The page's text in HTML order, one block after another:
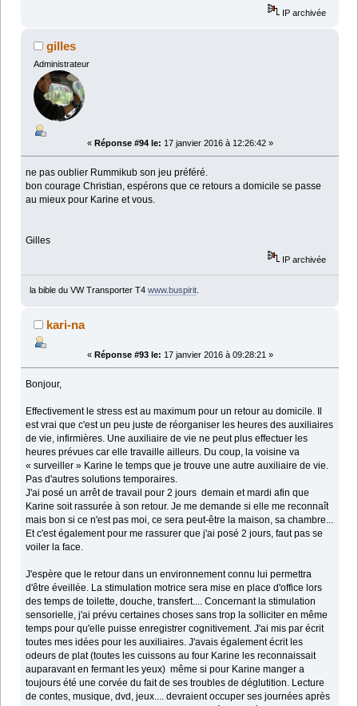
IP archivée
gilles
Administrateur
« Réponse #94 le: 17 janvier 2016 à 12:26:42 »
ne pas oublier Rummikub son jeu préféré.
bon courage Christian, espérons que ce retours a domicile se passe
au mieux pour Karine et vous.
Gilles
IP archivée
la bible du VW Transporter T4 www.buspirit.
kari-na
« Réponse #93 le: 17 janvier 2016 à 09:28:21 »
Bonjour,
Effectivement le stress est au maximum pour un retour au domicile. Il
est vrai que c'est un peu juste de réorganiser les heures des auxiliaires
de vie, infirmières. Une auxiliaire de vie ne peut plus effectuer les
heures prévues car elle travaille ailleurs. Du coup, la voisine va
« surveiller » Karine le temps que je trouve une autre auxiliaire de vie.
Pas d'autres solutions temporaires.
J'ai posé un arrêt de travail pour 2 jours demain et mardi afin que
Karine soit rassurée à son retour. Je me demande si elle me reconnaît
mais bon si ce n'est pas moi, ce sera peut-être la maison, sa chambre...
Et c'est également pour me rassurer que j'ai posé 2 jours, faut pas se
voiler la face.
J'espère que le retour dans un environnement connu lui permettra
d'être éveillée. La stimulation motrice sera mise en place d'office lors
des temps de toilette, douche, transfert.... Concernant la stimulation
sensorielle, j'ai prévu certaines choses sans trop la solliciter en même
temps pour qu'elle puisse enregistrer cognitivement. J'ai mis par écrit
toutes mes idées pour les auxiliaires. J'avais également écrit les
odeurs de plat (toutes les cuissons au four Karine les reconnaissait
auparavant en fermant les yeux) même si pour Karine manger a
toujours été une corvée du fait de ses troubles de déglutition. Lecture
de contes, musique, dvd, jeux.... devraient occuper ses journées après